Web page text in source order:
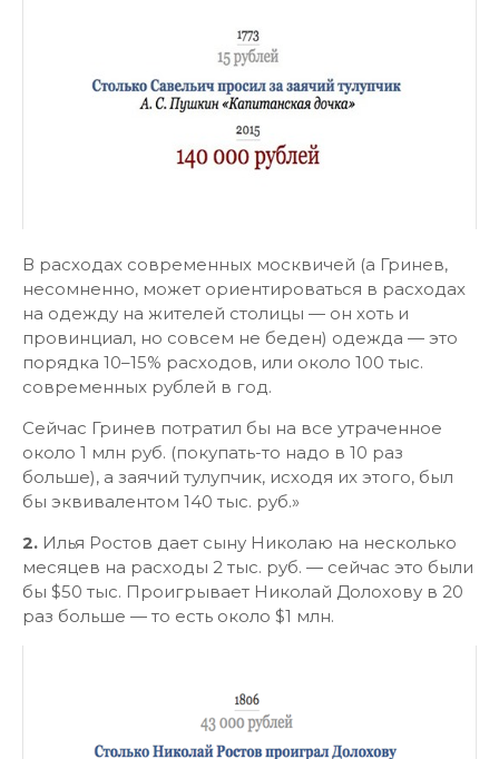
В расходах современных москвичей (а Гринев,
несомненно, может ориентироваться в расходах
на одежду на жителей столицы — он хоть и
провинциал, но совсем не беден) одежда — это
порядка 10–15% расходов, или около 100 тыс.
современных рублей в год.
Сейчас Гринев потратил бы на все утраченное
около 1 млн руб. (покупать-то надо в 10 раз
больше), а заячий тулупчик, исходя их этого, был
бы эквивалентом 140 тыс. руб.»
2. Илья Ростов дает сыну Николаю на несколько
месяцев на расходы 2 тыс. руб. — сейчас это были
бы $50 тыс. Проигрывает Николай Долохову в 20
раз больше — то есть около $1 млн.